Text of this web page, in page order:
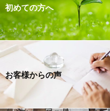
初めての方へ
お客様からの声